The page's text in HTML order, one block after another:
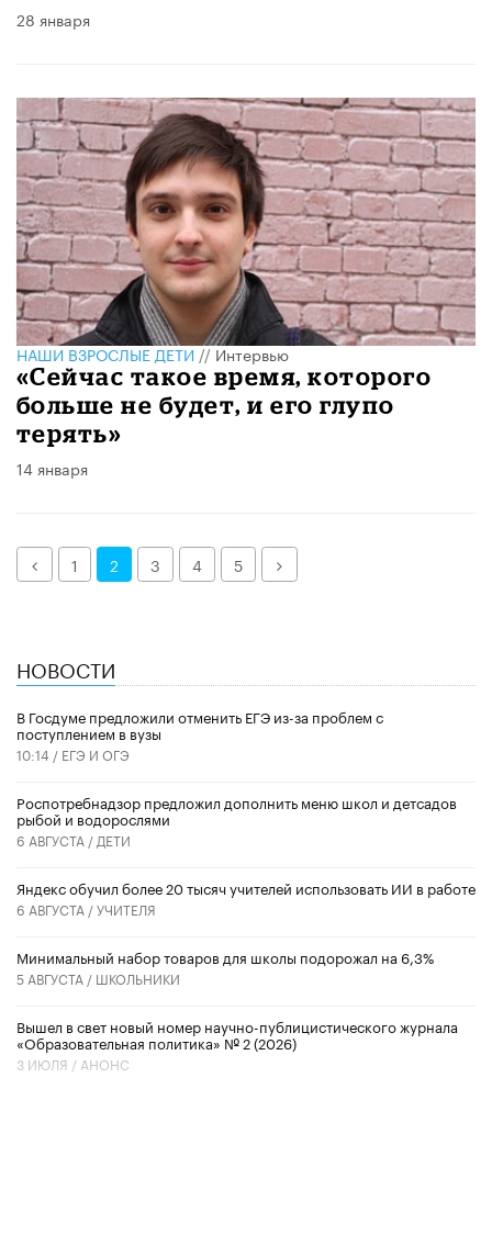
28 января
НАШИ ВЗРОСЛЫЕ ДЕТИ//Интервью
«Сейчас такое время, которого
больше не будет, и его глупо
терять»
14 января
Назад1 2 3 4 5 Далее
НОВОСТИ
В Госдуме предложили отменить ЕГЭ из-за проблем с
поступлением в вузы
10:14 / ЕГЭ И ОГЭ
Роспотребнадзор предложил дополнить меню школ и детсадов
рыбой и водорослями
6 АВГУСТА / ДЕТИ
​Яндекс обучил более 20 тысяч учителей использовать ИИ в работе
6 АВГУСТА /УЧИТЕЛЯ
Минимальный набор товаров для школы подорожал на 6,3%
5 АВГУСТА / ШКОЛЬНИКИ
Вышел в свет новый номер научно-публицистического журнала
«Образовательная политика» № 2 (2026)
3 ИЮЛЯ / АНОНС